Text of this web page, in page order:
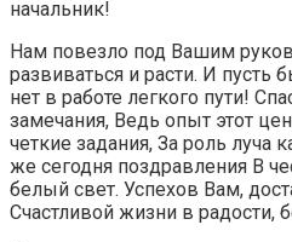
начальник!
Нам повезло под Вашим
развиваться и расти. И пусть
нет в работе легкого пути!
замечания, Ведь опыт этот
четкие задания, За роль луча
же сегодня поздравления В
белый свет. Успехов Вам,
Счастливой жизни в радости,